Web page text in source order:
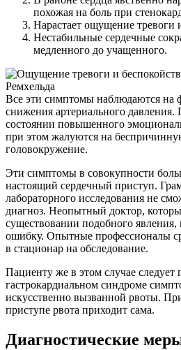
похожая на боль при
Нарастает ощущение тревоги
Нестабильные сердечные
медленного до учащенного.
Все эти симптомы наблюдаются на
снижения артериального
состоянии повышенного
при этом жалуются на
головокружение.
Эти симптомы в совокупности
настоящий сердечный приступ.
лабораторного исследования не
диагноз. Неопытный доктор,
существовании подобного явления,
ошибку. Опытные профессионалы
в стационар на обследование.
Пациенту же в этом случае следует
гастрокардиальном синдроме
искусственно вызванной рвоты.
приступе рвота приходит сама.
Диагностические